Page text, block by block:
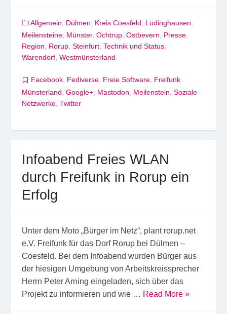
Allgemein, Dülmen, Kreis Coesfeld, Lüdinghausen,
Meilensteine, Münster, Ochtrup, Ostbevern, Presse,
Region, Rorup, Steinfurt, Technik und Status,
Warendorf, Westmünsterland
Facebook, Fediverse, Freie Software, Freifunk
Münsterland Google+, Mastodon Meilenstein Soziale
Netzwerke, Twitter
Infoabend Freies WLAN
durch Freifunk in Rorup ein
Erfolg
Unter dem Moto „Bürger im Netz“, plant rorup.net
e.V. Freifunk für das Dorf Rorup bei Dülmen –
Coesfeld. Bei dem Infoabend wurden Bürger aus
der hiesigen Umgebung von Arbeitskreissprecher
Herrn Peter Arning eingeladen, sich über das
Projekt zu informieren und wie … Read More »